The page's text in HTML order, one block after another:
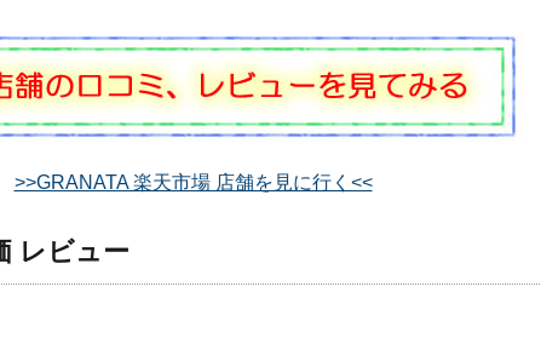
>>GRANATA 楽天市場 店舗を見に行く<<
レビュー